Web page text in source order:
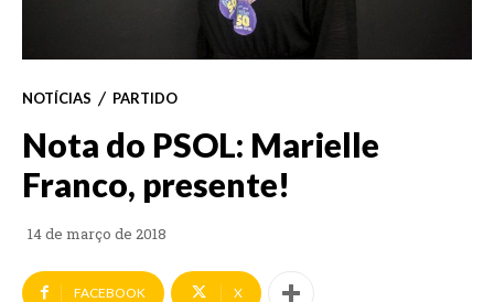
NOTÍCIAS PARTIDO
Nota do PSOL: Marielle
Franco, presente!
14 de março de 2018
FACEBOOK X